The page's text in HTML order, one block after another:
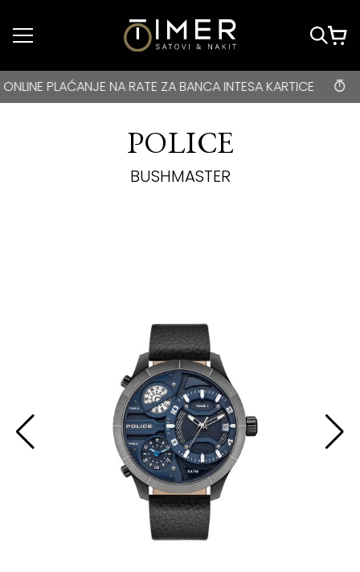
Idi do glavnog
BESPLATNA DOSTAVA za kupovine veće od 3000 rsd •
NA RATE ZA BANCA INTESA KARTICE
POLICE
BUSHMASTER